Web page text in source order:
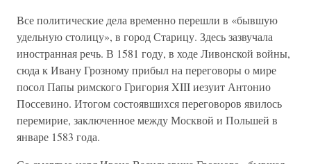
Все политические дела временно перешли в «бывшую
удельную столицу», в город Старицу. Здесь зазвучала
иностранная речь. В 1581 году, в ходе Ливонской войны,
сюда к Ивану Грозному прибыл на переговоры о мире
посол Папы римского Григория XIII иезуит Антонио
Поссевино. Итогом состоявшихся переговоров явилось
перемирие, заключенное между Москвой и Польшей в
январе 1583 года.